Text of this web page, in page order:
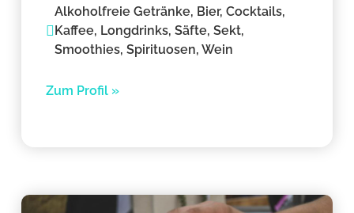
Alkoholfreie Getränke, Bier, Cocktails,
Kaffee, Longdrinks, Säfte, Sekt,
Smoothies, Spirituosen, Wein
Zum Profil »